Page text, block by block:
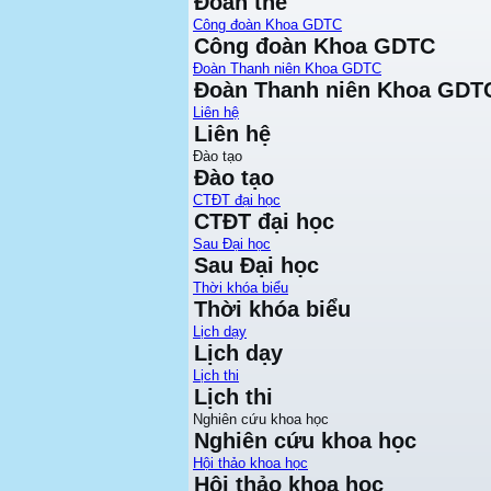
Công đoàn Khoa GDTC
Công đoàn Khoa GDTC
Đoàn Thanh niên Khoa GDTC
Đoàn Thanh niên Khoa
Liên hệ
Liên hệ
Đào tạo
Đào tạo
CTĐT đại học
CTĐT đại học
Sau Đại học
Sau Đại học
Thời khóa biểu
Thời khóa biểu
Lịch dạy
Lịch dạy
Lịch thi
Lịch thi
Nghiên cứu khoa học
Nghiên cứu khoa học
Hội thảo khoa học
Hội thảo khoa học